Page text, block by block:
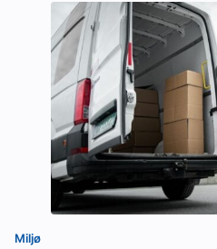
Miljø